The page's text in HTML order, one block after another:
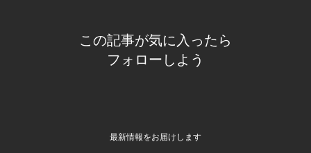
この記事が気に入ったら
フォローしよう
最新情報をお届けします